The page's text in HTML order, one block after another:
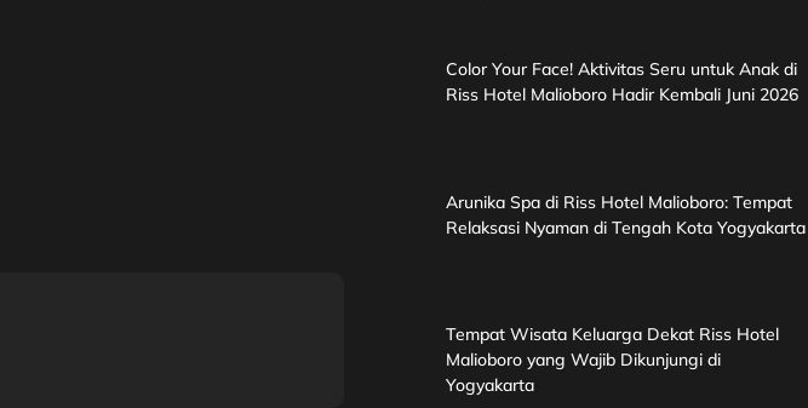
Color Your Face! Aktivitas Seru untuk Anak di
Riss Hotel Malioboro Hadir Kembali Juni 2026
Arunika Spa di Riss Hotel Malioboro: Tempat
Relaksasi Nyaman di Tengah Kota Yogyakarta
Tempat Wisata Keluarga Dekat Riss Hotel
Malioboro yang Wajib Dikunjungi di
Yogyakarta